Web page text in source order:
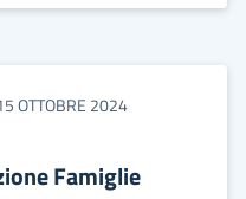
OTTOBRE 2024
Famiglie